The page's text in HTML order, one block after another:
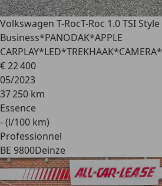
Volkswagen T-RocT-Roc 1.0 TSI Style
Business*PANODAK*APPLE
CARPLAY*LED*TREKHAAK*CAMERA*
€ 22 400
05/2023
37 250 km
Essence
- (l/100 km)
Professionnel
BE 9800Deinze